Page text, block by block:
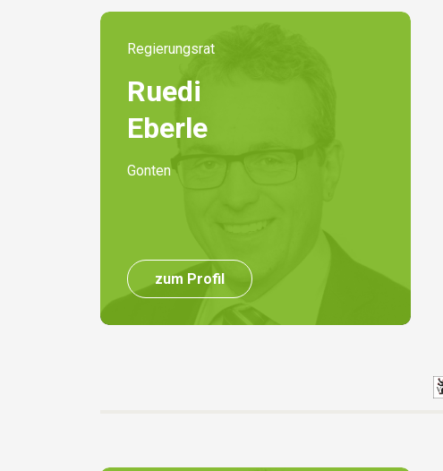
Regierungsrat
Ruedi
Eberle
Gonten
zum Profil